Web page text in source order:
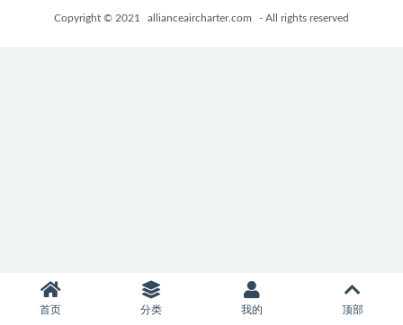
Copyright © 2021 allianceaircharter.com - All rights reserved
首页 分类 我的 顶部